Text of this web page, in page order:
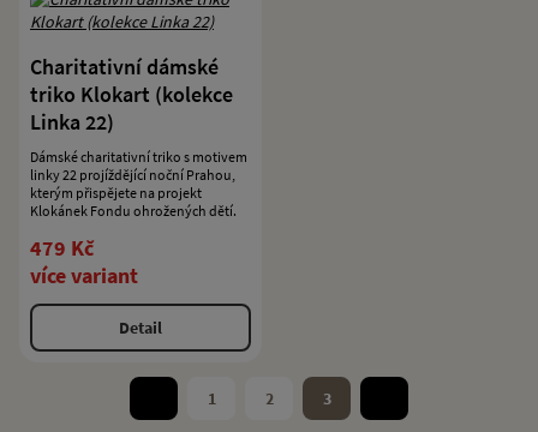
Charitativní dámské
triko Klokart (kolekce
Linka 22)
Dámské charitativní triko s motivem
linky 22 projíždějící noční Prahou,
kterým přispějete na projekt
Klokánek Fondu ohrožených dětí.
479 Kč
více variant
Detail
1 2 3